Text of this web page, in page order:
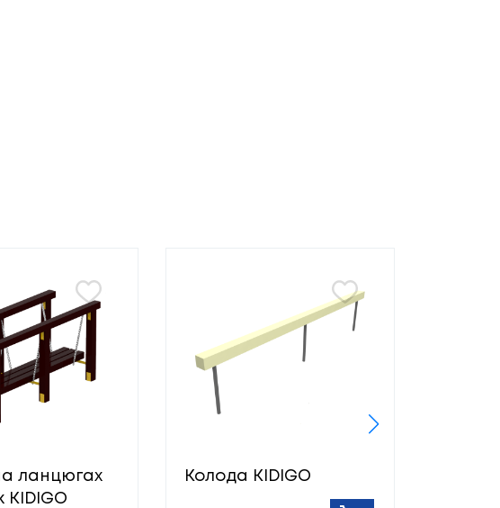
ланцюгах
KIDIGO
Колода KIDIGO